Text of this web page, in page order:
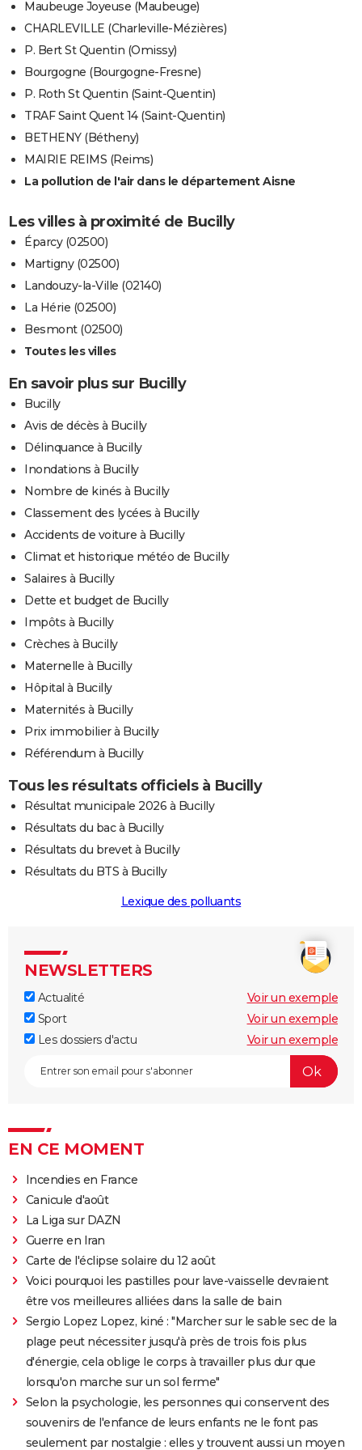
Maubeuge Joyeuse (Maubeuge)
CHARLEVILLE (Charleville-Mézières)
P. Bert St Quentin (Omissy)
Bourgogne (Bourgogne-Fresne)
P. Roth St Quentin (Saint-Quentin)
TRAF Saint Quent 14 (Saint-Quentin)
BETHENY (Bétheny)
MAIRIE REIMS (Reims)
La pollution de l'air dans le département Aisne
Les villes à proximité de Bucilly
Éparcy (02500)
Martigny (02500)
Landouzy-la-Ville (02140)
La Hérie (02500)
Besmont (02500)
Toutes les villes
En savoir plus sur Bucilly
Bucilly
Avis de décès à Bucilly
Délinquance à Bucilly
Inondations à Bucilly
Nombre de kinés à Bucilly
Classement des lycées à Bucilly
Accidents de voiture à Bucilly
Climat et historique météo de Bucilly
Salaires à Bucilly
Dette et budget de Bucilly
Impôts à Bucilly
Crèches à Bucilly
Maternelle à Bucilly
Hôpital à Bucilly
Maternités à Bucilly
Prix immobilier à Bucilly
Référendum à Bucilly
Tous les résultats officiels à Bucilly
Résultat municipale 2026 à Bucilly
Résultats du bac à Bucilly
Résultats du brevet à Bucilly
Résultats du BTS à Bucilly
Lexique des polluants
NEWSLETTERS
Actualité
Voir un exemple
Sport
Voir un exemple
Les dossiers d'actu
Voir un exemple
EN CE MOMENT
Incendies en France
Canicule d'août
La Liga sur DAZN
Guerre en Iran
Carte de l'éclipse solaire du 12 août
Voici pourquoi les pastilles pour lave-vaisselle devraient
être vos meilleures alliées dans la salle de bain
Sergio Lopez Lopez, kiné : "Marcher sur le sable sec de la
plage peut nécessiter jusqu'à près de trois fois plus
d'énergie, cela oblige le corps à travailler plus dur que
lorsqu'on marche sur un sol ferme"
Selon la psychologie, les personnes qui conservent des
souvenirs de l'enfance de leurs enfants ne le font pas
seulement par nostalgie : elles y trouvent aussi un moyen